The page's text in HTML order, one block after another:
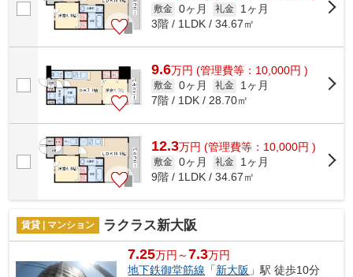
敷金 0ヶ月 礼金
1ヶ月
3階 / 1LDK / 34.67㎡
9.6万円 (管理費等：10,000円 )
敷金 0ヶ月 礼金
1ヶ月
7階 / 1DK / 28.70㎡
12.3万円 (管理費等：10,000円 )
敷金 0ヶ月 礼金
1ヶ月
9階 / 1LDK / 34.67㎡
賃貸 | マンション ラクラス新大阪
7.25万円～7.3万円
地下鉄御堂筋線 「新大阪 」駅 徒歩10分